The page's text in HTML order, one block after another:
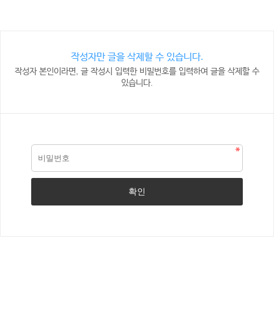
작성자만 글을 삭제할 수 있습니다.
작성자 본인이라면, 글 작성시 입력한 비밀번호를 입력하여 글을 삭제할 수
있습니다.